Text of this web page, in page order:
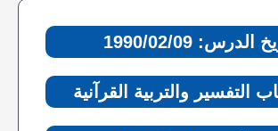
الدرس: 1990/02/09
التفسير والتربية القرآنية